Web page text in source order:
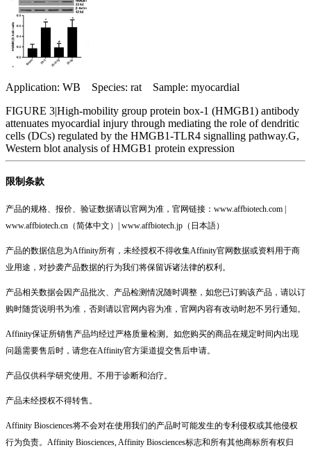
Application: WB Species: rat Sample: myocardial
FIGURE 3|High‐mobility group protein box‐1 (HMGB1) antibody
attenuates myocardial injury through mediating the role of dendritic
cells (DCs) regulated by the HMGB1‐TLR4 signalling pathway.G,
Western blot analysis of HMGB1 protein expression
限制条款
产品的规格、报价、验证数据请以官网为准，官网链接：www.affbiotech.com |
www.affbiotech.cn（简体中文）| www.affbiotech.jp（日本語）
产品的数据信息为Affinity所有，未经授权不得收集Affinity官网数据或资料用于商
业用途，对抄袭产品数据的行为我们将保留诉诸法律的权利。
产品相关数据会因产品批次、产品检测情况随时调整，如您已订购该产品，请以订
购时随货说明书为准，否则请以官网内容为准，官网内容有改动时恕不另行通知。
Affinity保证所销售产品均经过严格质量检测。如您购买的商品在规定时间内出现
问题需要售后时，请您在Affinity官方渠道提交售后申请。
产品仅供科学研究使用。不用于诊断和治疗。
产品未经授权不得转售。
Affinity Biosciences将不会对在使用我们的产品时可能发生的专利侵权或其他侵权
行为负责。Affinity Biosciences, Affinity Biosciences标志和所有其他商标所有权归